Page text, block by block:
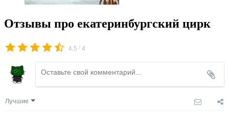
Отзывы про екатеринбургский цирк
4.5 /4
Лучшие